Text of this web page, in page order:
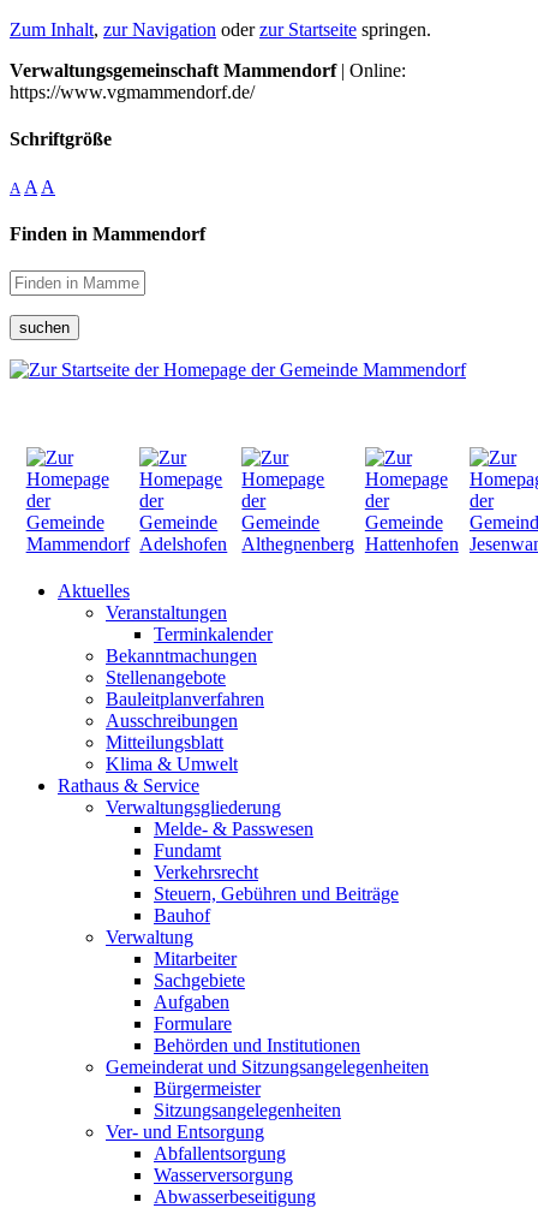
Zum Inhalt, zur Navigation oderzur Startseite springen.
Verwaltungsgemeinschaft Mammendorf| Online:
https://www.vgmammendorf.de/
Schriftgröße
A A A
Finden in Mammendorf
suchen
Aktuelles
Veranstaltungen
Terminkalender
Bekanntmachungen
Stellenangebote
Bauleitplanverfahren
Ausschreibungen
Mitteilungsblatt
Klima & Umwelt
Rathaus & Service
Verwaltungsgliederung
Melde- & Passwesen
Fundamt
Verkehrsrecht
Steuern, Gebühren und Beiträge
Bauhof
Verwaltung
Mitarbeiter
Sachgebiete
Aufgaben
Formulare
Behörden und Institutionen
Gemeinderat und Sitzungsangelegenheiten
Bürgermeister
Sitzungsangelegenheiten
Ver- und Entsorgung
Abfallentsorgung
Wasserversorgung
Abwasserbeseitigung